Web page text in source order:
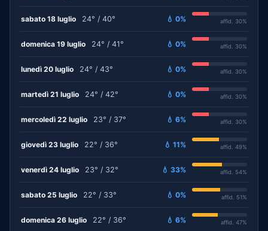
sabato 18 luglio 24° / 40° 💧 0% affid. 30%
domenica 19 luglio 24° / 41° 💧 0% affid. 30%
lunedì 20 luglio 24° / 43° 💧 0% affid. 30%
martedì 21 luglio 24° / 42° 💧 0% affid. 30%
mercoledì 22 luglio 23° / 37° 💧 6% affid. 30%
giovedì 23 luglio 22° / 36° 💧 11% affid. 49%
venerdì 24 luglio 23° / 32° 💧 33% affid. 54%
sabato 25 luglio 22° / 33° 💧 0% affid. 51%
domenica 26 luglio 22° / 36° 💧 6% affid. 47%